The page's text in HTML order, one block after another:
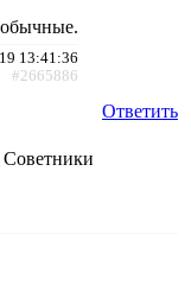
13:41:36
#2665886
Ответить